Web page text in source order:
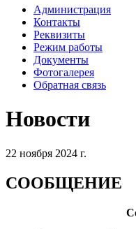
Администрация
Контакты
Реквизиты
Режим работы
Документы
Фотогалерея
Обратная связь
Новости
22 ноября 2024 г.
СООБЩЕНИЕ